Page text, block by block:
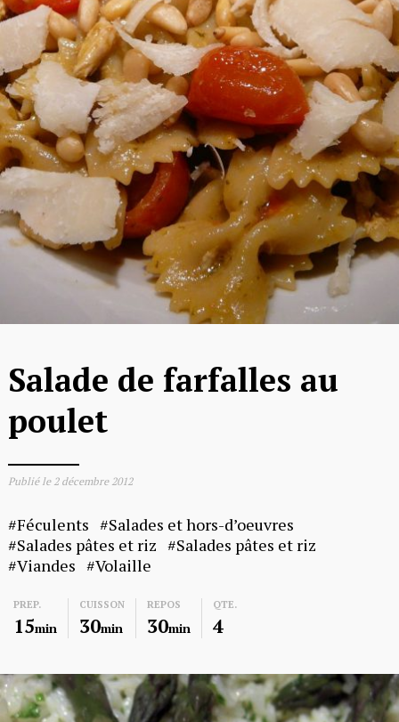
Salade de farfalles au
poulet
Publié le 2 décembre 2012
Féculents
Salades et hors-d’oeuvres
Salades pâtes et riz
Salades pâtes et riz
Viandes
Volaille
PREP.
15min
CUISSON
30min
REPOS
30min
QTE.
4